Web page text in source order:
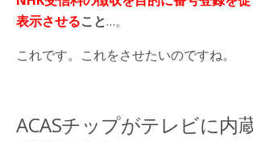
表示させること…。
これです。これをさせたいのですね。
ACASチップがテレビに内